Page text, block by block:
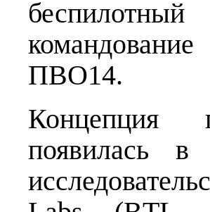
ПВО14.
Концепция
появилась